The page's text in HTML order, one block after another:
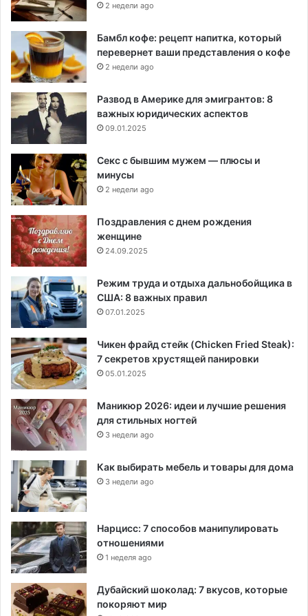
2 недели ago
Бамбл кофе: рецепт напитка, который
перевернет ваши представления о кофе
2 недели ago
Развод в Америке для эмигрантов: 8
важных юридических аспектов
09.01.2025
Секс с бывшим мужем — плюсы и
минусы
2 недели ago
Поздравления с днем рождения
женщине
24.09.2025
Режим труда и отдыха дальнобойщика в
США: 8 важных правил
07.01.2025
Чикен фрайд стейк (Chicken Fried Steak):
7 секретов хрустящей панировки
05.01.2025
Маникюр 2026: идеи и лучшие решения
для стильных ногтей
3 недели ago
Как выбирать мебель и товары для дома
3 недели ago
Нарцисс: 7 способов манипулировать
отношениями
1 неделя ago
Дубайский шоколад: 7 вкусов, которые
покоряют мир